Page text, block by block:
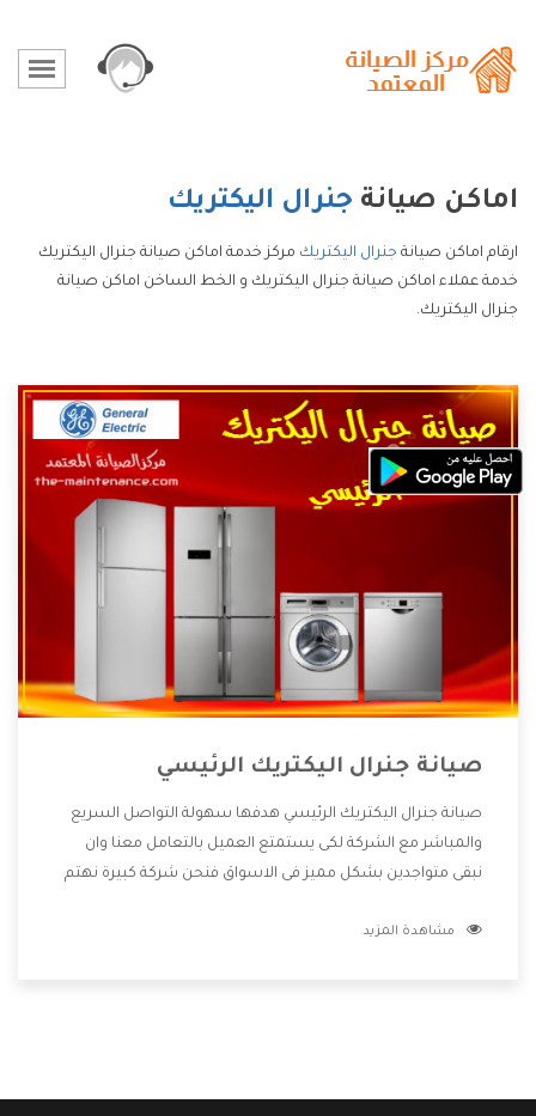
اماكن صيانة جنرال اليكتريك
ارقام اماكن صيانة جنرال اليكتريك مركز خدمة اماكن صيانة جنرال اليكتريك
خدمة عملاء اماكن صيانة جنرال اليكتريك و الخط الساخن اماكن صيانة
جنرال اليكتريك.
صيانة جنرال اليكتريك الرئيسي
صيانة جنرال اليكتريك الرئيسي هدفها سهولة التواصل السريع
والمباشر مع الشركة لكى يستمتع العميل بالتعامل معنا وان
نبقى متواجدين بشكل مميز فى الاسواق فنحن شركة كبيرة نهتم
الشركة بها والتى تكون منها خدمة الصيانة التى تكون من أهم
مشاهدة المزيد